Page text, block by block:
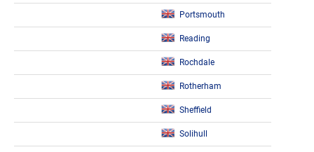
Portsmouth
Reading
Rochdale
Rotherham
Sheffield
Solihull